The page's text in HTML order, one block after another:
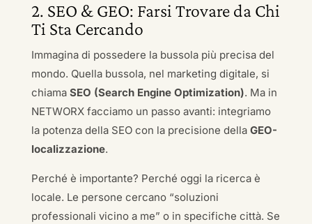
2. SEO & GEO: Farsi Trovare da Chi
Ti Sta Cercando
Immagina di possedere la bussola più precisa del
mondo. Quella bussola, nel marketing digitale, si
chiama SEO (Search Engine Optimization). Ma in
NETWORX facciamo un passo avanti: integriamo
la potenza della SEO con la precisione della GEO-
localizzazione.
Perché è importante? Perché oggi la ricerca è
locale. Le persone cercano “soluzioni
professionali vicino a me” o in specifiche città. Se